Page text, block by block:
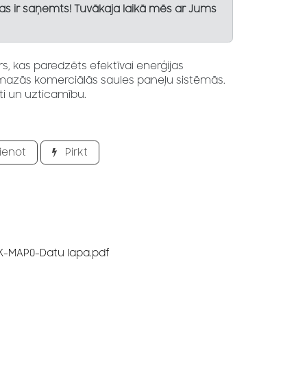
ir saņemts! Tuvākaja laikā mēs ar Jums
kas paredzēts efektīvai enerģijas
komerciālās saules paneļu sistēmās.
un uzticamību.
Pirkt
MAP0-Datu lapa.pdf